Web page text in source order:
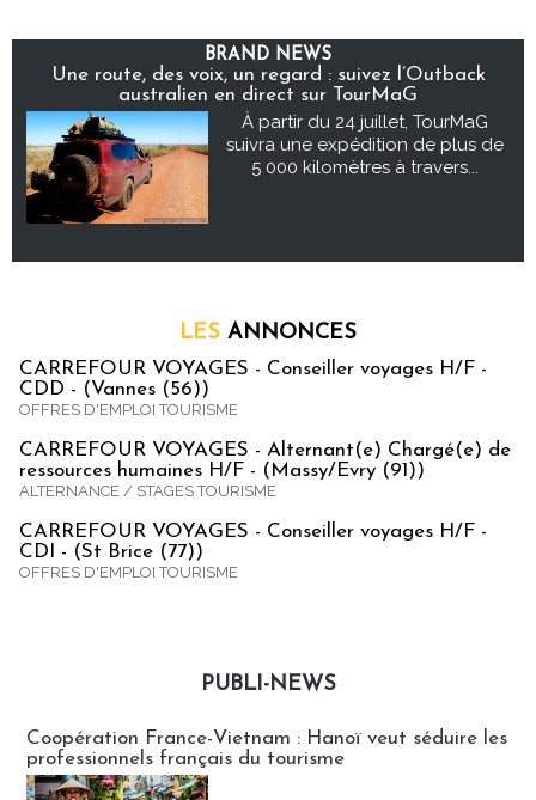
BRAND NEWS
Une route, des voix, un regard : suivez l’Outback
australien en direct sur TourMaG
À partir du 24 juillet, TourMaG
suivra une expédition de plus de
5 000 kilomètres à travers...
LES ANNONCES
CARREFOUR VOYAGES - Conseiller voyages H/F -
CDD - (Vannes (56))
OFFRES D'EMPLOI TOURISME
CARREFOUR VOYAGES - Alternant(e) Chargé(e) de
ressources humaines H/F - (Massy/Evry (91))
ALTERNANCE / STAGES TOURISME
CARREFOUR VOYAGES - Conseiller voyages H/F -
CDI - (St Brice (77))
OFFRES D'EMPLOI TOURISME
PUBLI-NEWS
Coopération France-Vietnam : Hanoï veut séduire les
professionnels français du tourisme